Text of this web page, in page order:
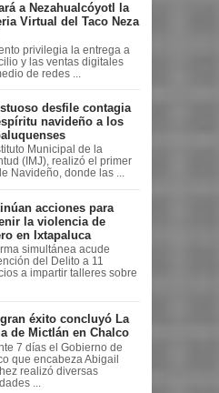
a Nezahualcóyotl la
Virtual del Taco Neza
privilegia la entrega a
y las ventas digitales
de redes ...
desfile contagia
navideño a los
Municipal de la
(IMJ), realizó el primer
Navideño, donde las ...
acciones para
la violencia de
en Ixtapaluca
simultánea acude
del Delito a 11
a impartir talleres sobre
éxito concluyó La
de Mictlán en Chalco
7 días el Gobierno de
que encabeza Abigail
realizó diversas
...